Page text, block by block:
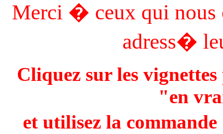
Merci � ceux qui
adress�
Cliquez sur les
"en
et utilisez la